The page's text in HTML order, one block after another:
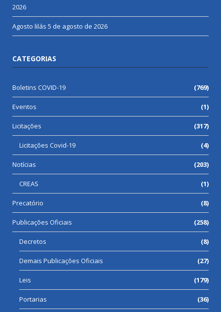
2026
Agosto lilás 5 de agosto de 2026
CATEGORIAS
Boletins COVID-19 (769)
Eventos (1)
Licitações (317)
Licitações Covid-19 (4)
Notícias (203)
CREAS (1)
Precatório (8)
Publicações Oficiais (258)
Decretos (8)
Demais Publicações Oficiais (27)
Leis (179)
Portarias (36)